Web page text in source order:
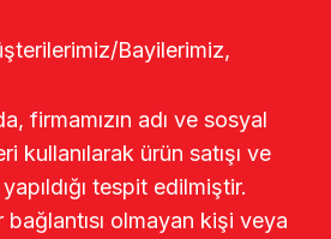
Bayilerimiz,
firmamızın adı ve sosyal
kullanılarak ürün satışı ve
tespit edilmiştir.
bağlantısı olmayan kişi veya